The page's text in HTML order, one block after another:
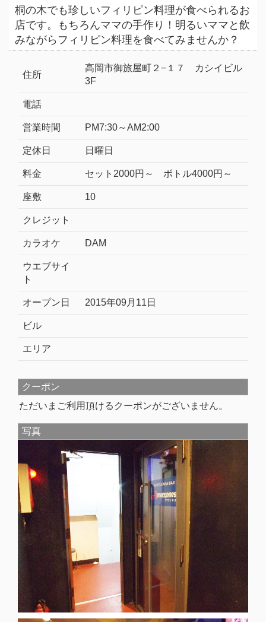
桐の木でも珍しいフィリピン料理が食べられるお
店です。もちろんママの手作り！明るいママと飲
みながらフィリピン料理を食べてみませんか？
住所
高岡市御旅屋町２−１７ カシイビル
3F
電話
営業時間 PM7:30～AM2:00
定休日 日曜日
料金 セット2000円～ ボトル4000円～
座敷 10
クレジット
カラオケ DAM
ウエブサイ
ト
オープン日 2015年09月11日
ビル
エリア
クーポン
ただいまご利用頂けるクーポンがございません。
写真